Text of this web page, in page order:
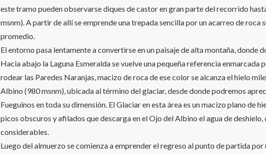
este tramo pueden observarse diques de castor en gran parte del recorrido
msnm). A partir de allí se emprende una trepada sencilla por un acarreo de roca
promedio.
El entorno pasa lentamente a convertirse en un paisaje de alta montaña, donde
Hacia abajo la Laguna Esmeralda se vuelve una pequeña referencia enmarcada
rodear las Paredes Naranjas, macizo de roca de ese color se alcanza el hielo
Albino (980 msnm), ubicada al término del glaciar, desde donde podremos
Fueguinos en toda su dimensión. El Glaciar en esta área es un macizo plano de
picos obscuros y afilados que descarga en el Ojo del Albino el agua de
considerables.
Luego del almuerzo se comienza a emprender el regreso al punto de partida